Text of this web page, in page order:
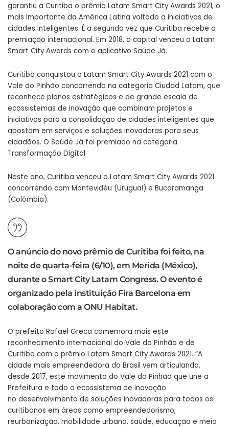
garantiu a Curitiba o prêmio Latam Smart City Awards 2021, o
mais importante da América Latina voltado a iniciativas de
cidades inteligentes. É a segunda vez que Curitiba recebe a
premiação internacional. Em 2018, a capital venceu o Latam
Smart City Awards com o aplicativo Saúde Já.
Curitiba conquistou o Latam Smart City Awards 2021 com o
Vale do Pinhão concorrendo na categoria Ciudad Latam, que
reconhece planos estratégicos e de grande escala de
ecossistemas de inovação que combinam projetos e
iniciativas para a consolidação de cidades inteligentes que
apostam em serviços e soluções inovadoras para seus
cidadãos. O Saúde Já foi premiado na categoria
Transformação Digital.
Neste ano, Curitiba venceu o Latam Smart City Awards 2021
concorrendo com Montevidéu (Uruguai) e Bucaramanga
(Colômbia).
O anúncio do novo prêmio de Curitiba foi feito, na
noite de quarta-feira (6/10), em Merida (México),
durante o Smart City Latam Congress. O evento é
organizado pela instituição Fira Barcelona em
colaboração com a ONU Habitat.
O prefeito Rafael Greca comemora mais este
reconhecimento internacional do Vale do Pinhão e de
Curitiba com o prêmio Latam Smart City Awards 2021. “A
cidade mais empreendedora do Brasil vem articulando,
desde 2017, este movimento do Vale do Pinhão que une a
Prefeitura e todo o ecossistema de inovação
no desenvolvimento de soluções inovadoras para todos os
curitibanos em áreas como empreendedorismo,
reurbanização, mobilidade urbana, saúde, educação e meio